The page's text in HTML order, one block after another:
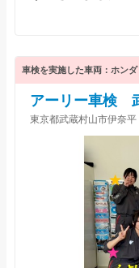
車検を実施した車両：ホンダ
アーリー車検
東京都武蔵村山市伊奈平